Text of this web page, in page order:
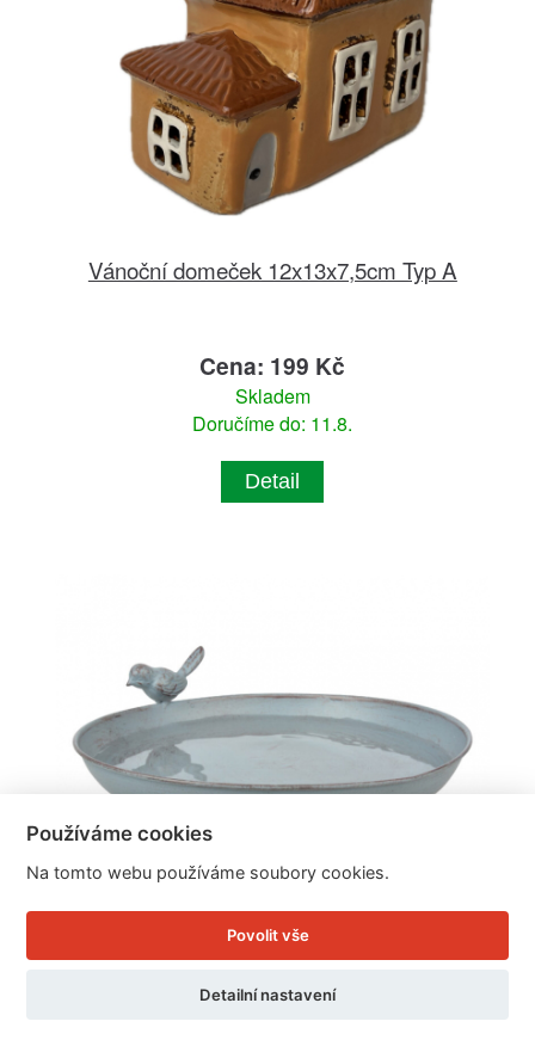
Vánoční domeček 12x13x7,5cm Typ A
Cena: 199 Kč
Skladem
Doručíme do: 11.8.
Detail
Používáme cookies
Na tomto webu používáme soubory cookies.
Povolit vše
Detailní nastavení